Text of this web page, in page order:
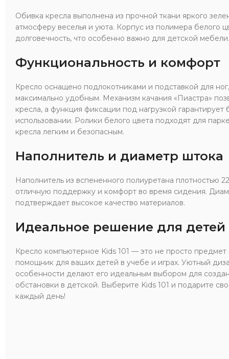
Обивка кресла выполнена из прочной ткани яркого
атмосферу веселья и уюта. Корпус из полимера белого
долговечность, что особенно важно для детской мебели.
Функциональность и комфорт
Кресло оснащено подлокотниками и подставкой для
максимально удобным. Механизм качания «Пиастра»
кресла, а функция фиксации под нагрузкой гарантирует
использовании. Ролики белого цвета подходят для
кресла легким и безопасным.
Наполнитель и диаметр штока
Наполнитель из вспененного полиуретана плотностью
отличную поддержку и комфорт во время сидения.
подтверждает высокое качество материалов.
Идеальное решение для детей
Кресло компьютерное Kids 101 — это не просто
помощник для ваших детей в учебе и играх. Уютный
особенности делают его идеальным выбором для
обстановки в детской. Выберите Kids 101 и подарите
каждый день!